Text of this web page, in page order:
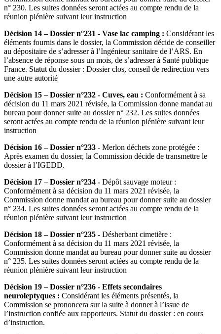
n° 230. Les suites données seront actées au compte rendu de la
réunion plénière suivant leur instruction
Décision 14 – Dossier n°231 - Vase lac camping : Considérant les
éléments fournis dans le dossier, la Commission décide de conseiller
au dépositaire de s’adresser à l’Ingénieur sanitaire de l’ARS. En
l’absence de réponse sous un mois, de s’adresser à Santé publique
France. Statut du dossier : Dossier clos, conseil de redirection vers
une autre autorité
Décision 15 – Dossier n°232 - Cuves, eau : Conformément à sa
décision du 11 mars 2021 révisée, la Commission donne mandat au
bureau pour donner suite au dossier n° 232. Les suites données
seront actées au compte rendu de la réunion plénière suivant leur
instruction
Décision 16 – Dossier n°233 - Merlon déchets zone protégée :
Après examen du dossier, la Commission décide de transmettre le
dossier à l’IGEDD.
Décision 17 – Dossier n°234 - Dépôt sauvage moteur :
Conformément à sa décision du 11 mars 2021 révisée, la
Commission donne mandat au bureau pour donner suite au dossier
n° 234. Les suites données seront actées au compte rendu de la
réunion plénière suivant leur instruction
Décision 18 – Dossier n°235 - Désherbant cimetière :
Conformément à sa décision du 11 mars 2021 révisée, la
Commission donne mandat au bureau pour donner suite au dossier
n° 235. Les suites données seront actées au compte rendu de la
réunion plénière suivant leur instruction
Décision 19 – Dossier n°236 - Effets secondaires
neuroleptyques : Considérant les éléments présentés, la
Commission se prononcera sur la suite à donner à l’issue de
l’instruction confiée aux rapporteurs. Statut du dossier : en cours
d’instruction.